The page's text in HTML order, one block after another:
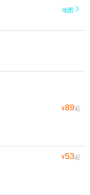
地图 
¥89起
¥53起